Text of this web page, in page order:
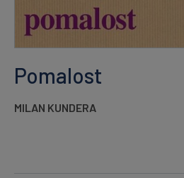
Pomalost
MILAN KUNDERA